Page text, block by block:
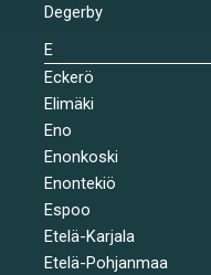
Degerby
E
Eckerö
Elimäki
Eno
Enonkoski
Enontekiö
Espoo
Etelä-Karjala
Etelä-Pohjanmaa